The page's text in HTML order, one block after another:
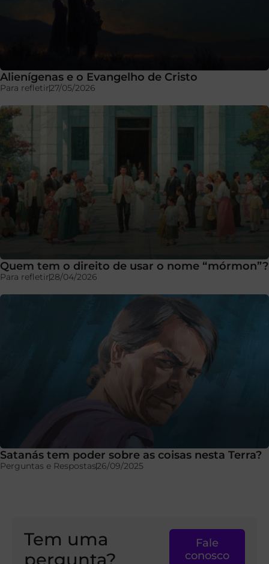
Alienígenas e o Evangelho de Cristo
Para refletir27/05/2026
Quem tem o direito de usar o nome “mórmon”?
Para refletir28/04/2026
Satanás tem poder sobre as coisas nesta Terra?
Perguntas e Respostas26/09/2025
Tem uma
pergunta?
Fale
conosco